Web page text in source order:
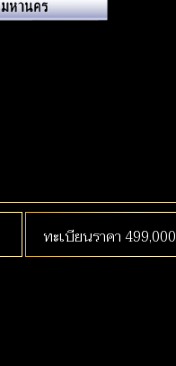
ทะเบียนราคา 499,000